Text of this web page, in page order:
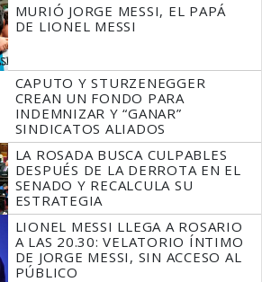
MURIÓ JORGE MESSI, EL PAPÁ
DE LIONEL MESSI
CAPUTO Y STURZENEGGER
CREAN UN FONDO PARA
INDEMNIZAR Y “GANAR”
SINDICATOS ALIADOS
LA ROSADA BUSCA CULPABLES
DESPUÉS DE LA DERROTA EN EL
SENADO Y RECALCULA SU
ESTRATEGIA
LIONEL MESSI LLEGA A ROSARIO
A LAS 20.30: VELATORIO ÍNTIMO
DE JORGE MESSI, SIN ACCESO AL
PÚBLICO